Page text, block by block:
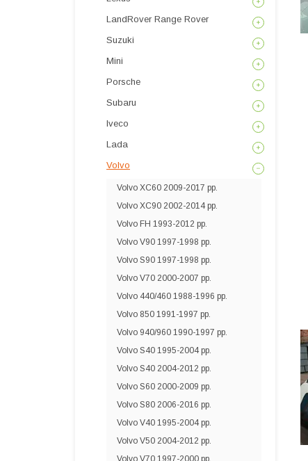
LandRover Range Rover
Suzuki
Mini
Porsche
Subaru
Iveco
Lada
Volvo
Volvo XC60 2009-2017 рр.
Volvo XC90 2002-2014 рр.
Volvo FH 1993-2012 рр.
Volvo V90 1997-1998 рр.
Volvo S90 1997-1998 рр.
Volvo V70 2000-2007 рр.
Volvo 440/460 1988-1996 рр.
Volvo 850 1991-1997 рр.
Volvo 940/960 1990-1997 рр.
Volvo S40 1995-2004 рр.
Volvo S40 2004-2012 рр.
Volvo S60 2000-2009 рр.
Volvo S80 2006-2016 рр.
Volvo V40 1995-2004 рр.
Volvo V50 2004-2012 рр.
Volvo V70 1997-2000 рр.